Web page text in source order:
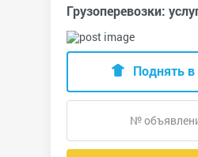
Грузоперевозки:
Поднять в
№